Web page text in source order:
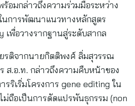
อมกล่าวถึงความร่วมมือระหว่าง
นการพัฒนาแนวทางหลักสูตร
เพื่อวางรากฐานสู่ระดับสากล
รติจากนายกิตติพงศ์ ลิ่มสุวรรณ
ส.อ.ท. กล่าวถึงความคืบหน้าของ
รริเริ่มโครงการ gene editing ใน
ถือเป็นการดัดแปรพันธุกรรม (non